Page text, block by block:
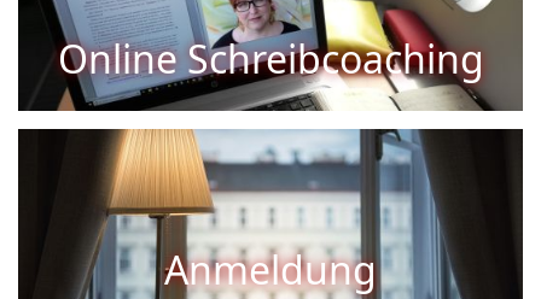
Online Schreibcoaching
Buchen Sie jetzt Ihren Kurs!
Anmeldung